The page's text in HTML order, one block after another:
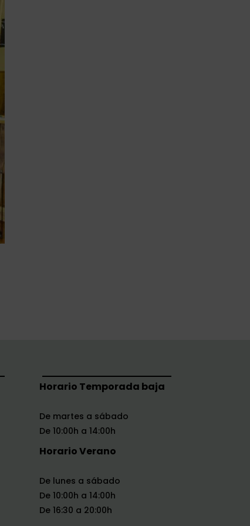
Horario Temporada baja
De martes a sábado
De 10:00h a 14:00h
Horario Verano
De lunes a sábado
De 10:00h a 14:00h
De 16:30 a 20:00h